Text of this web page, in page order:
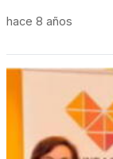
hace 8 años